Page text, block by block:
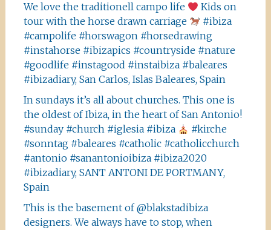
We love the traditionell campo life
Kids on
tour with the horse drawn carriage
#ibiza
#campolife #horswagon #horsedrawing
#instahorse #ibizapics #countryside #nature
#goodlife #instagood #instaibiza #baleares
#ibizadiary, San Carlos, Islas Baleares, Spain
In sundays it’s all about churches. This one is
the oldest of Ibiza, in the heart of San Antonio!
#sunday #church #iglesia #ibiza
#kirche
#sonntag #baleares #catholic #catholicchurch
#antonio #sanantonioibiza #ibiza2020
#ibizadiary, SANT ANTONI DE PORTMANY,
Spain
This is the basement of @blakstadibiza
designers. We always have to stop, when